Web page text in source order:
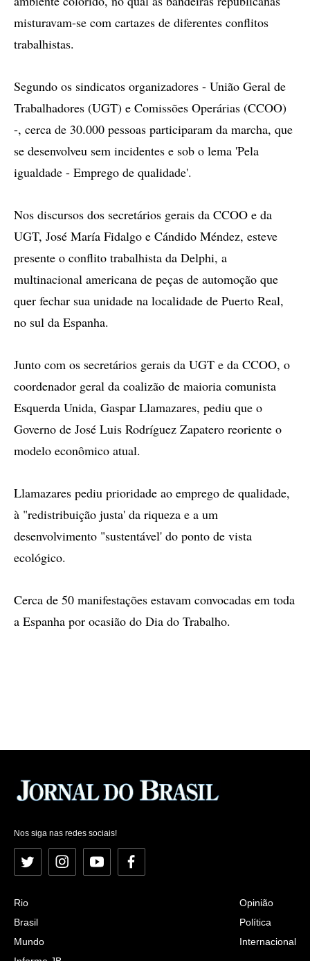
misturavam-se com cartazes de diferentes conflitos
trabalhistas.
Segundo os sindicatos organizadores - União Geral de
Trabalhadores (UGT) e Comissões Operárias (CCOO)
-, cerca de 30.000 pessoas participaram da marcha, que
se desenvolveu sem incidentes e sob o lema 'Pela
igualdade - Emprego de qualidade'.
Nos discursos dos secretários gerais da CCOO e da
UGT, José María Fidalgo e Cándido Méndez, esteve
presente o conflito trabalhista da Delphi, a
multinacional americana de peças de automoção que
quer fechar sua unidade na localidade de Puerto Real,
no sul da Espanha.
Junto com os secretários gerais da UGT e da CCOO, o
coordenador geral da coalizão de maioria comunista
Esquerda Unida, Gaspar Llamazares, pediu que o
Governo de José Luis Rodríguez Zapatero reoriente o
modelo econômico atual.
Llamazares pediu prioridade ao emprego de qualidade,
à "redistribuição justa' da riqueza e a um
desenvolvimento "sustentável' do ponto de vista
ecológico.
Cerca de 50 manifestações estavam convocadas em toda
a Espanha por ocasião do Dia do Trabalho.
Nos siga nas redes sociais!
Twitter InstagramYouTubeFacebook
Rio
Brasil
Mundo
Opinião
Política
Internacional